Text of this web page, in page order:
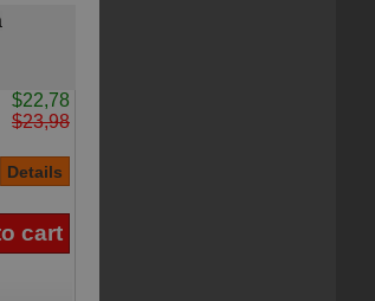
$22,78
$23,98